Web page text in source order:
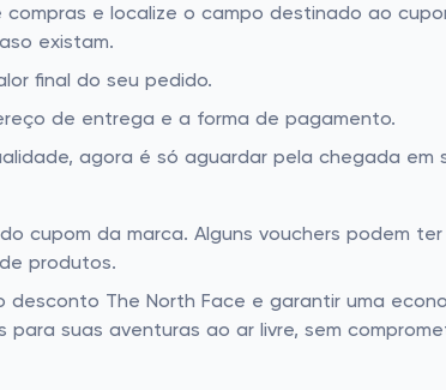
compras e localize o campo destinado ao
existam.
final do seu pedido.
de entrega e a forma de pagamento.
agora é só aguardar pela chegada em
cupom da marca. Alguns vouchers podem
produtos.
The North Face e garantir uma
suas aventuras ao ar livre, sem